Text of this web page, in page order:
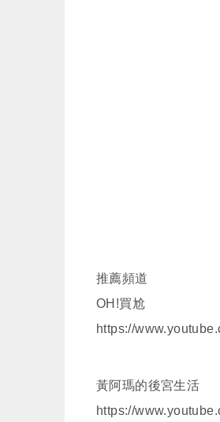
推薦頻道
OH!買尬
https://
黃阿瑪的後宮生活
https://